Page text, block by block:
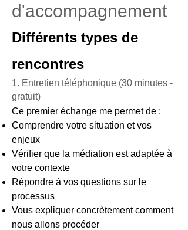
d'accompagnement
Différents types de
rencontres
1. Entretien téléphonique (30 minutes -
gratuit)
Ce premier échange me permet de :
Comprendre votre situation et vos
enjeux
Vérifier que la médiation est adaptée à
votre contexte
Répondre à vos questions sur le
processus
Vous expliquer concrètement comment
nous allons procéder